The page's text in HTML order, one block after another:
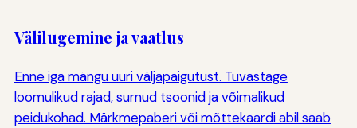
Välilugemine ja vaatlus
Enne iga mängu uuri väljapaigutust. Tuvastage
loomulikud rajad, surnud tsoonid ja võimalikud
peidukohad. Märkmepaberi või mõttekaardi abil saab